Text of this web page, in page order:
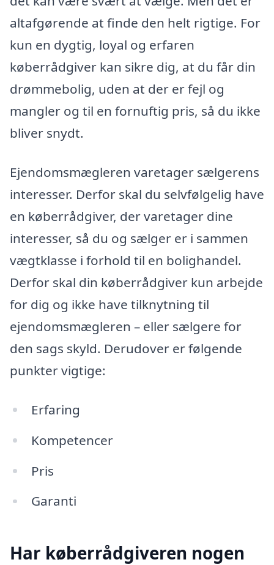
altafgørende at finde den helt rigtige. For
kun en dygtig, loyal og erfaren
køberrådgiver kan sikre dig, at du får din
drømmebolig, uden at der er fejl og
mangler og til en fornuftig pris, så du ikke
bliver snydt.
Ejendomsmægleren varetager sælgerens
interesser. Derfor skal du selvfølgelig have
en køberrådgiver, der varetager dine
interesser, så du og sælger er i sammen
vægtklasse i forhold til en bolighandel.
Derfor skal din køberrådgiver kun arbejde
for dig og ikke have tilknytning til
ejendomsmægleren – eller sælgere for
den sags skyld. Derudover er følgende
punkter vigtige:
Erfaring
Kompetencer
Pris
Garanti
Har køberrådgiveren nogen